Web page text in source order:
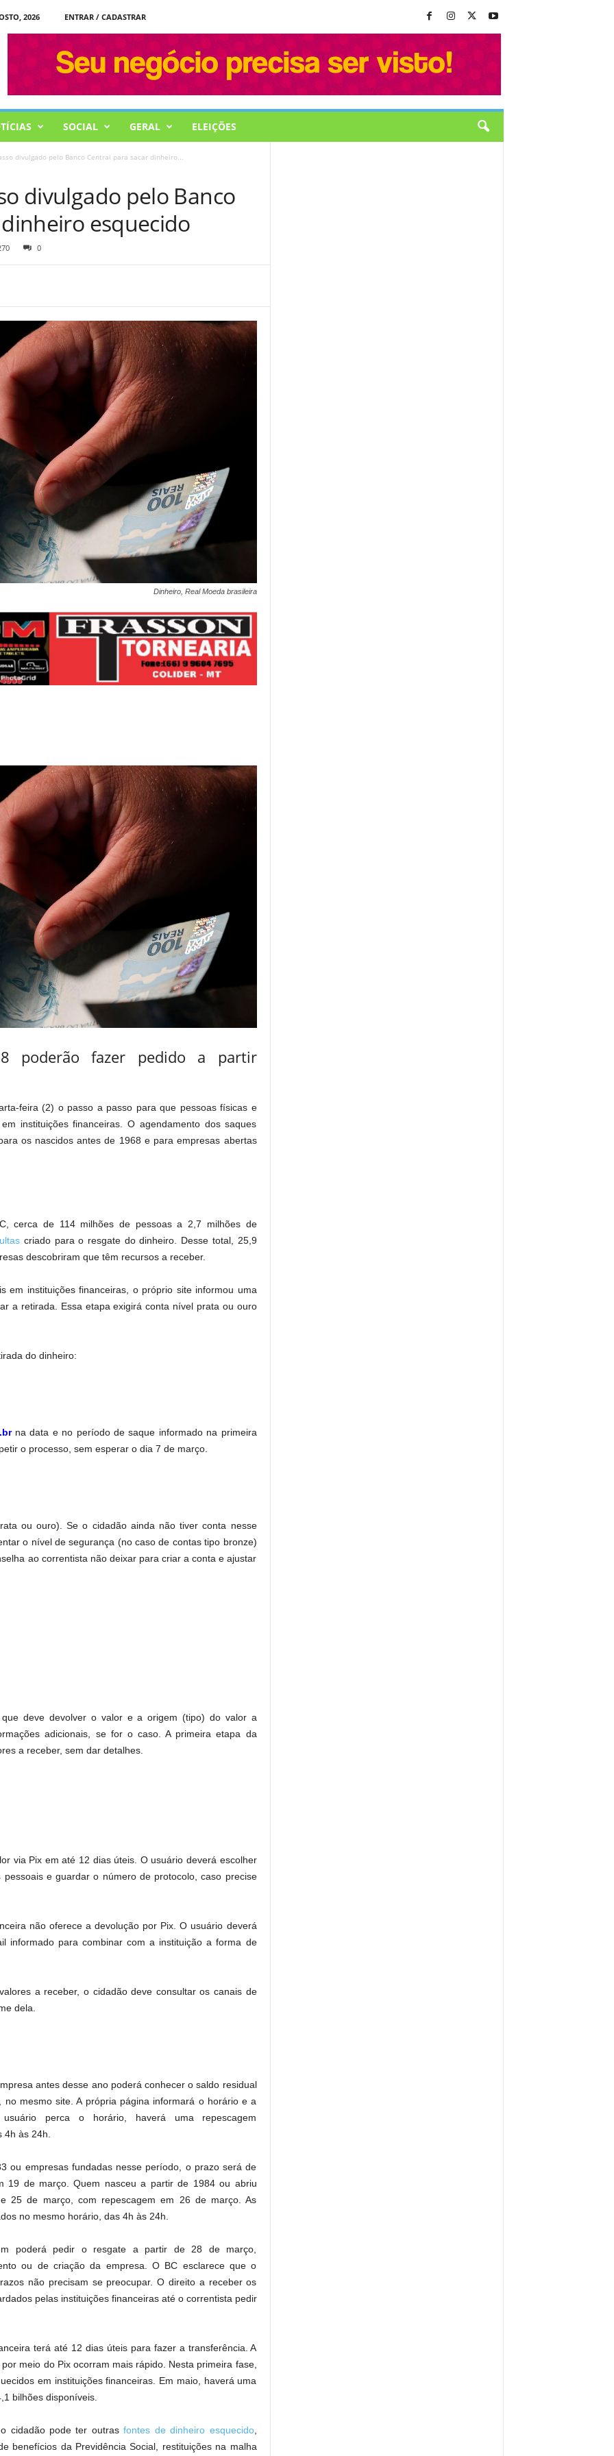
2026 ENTRAR / CADASTRAR
SOCIAL GERAL ELEIÇÕES
divulgado pelo Banco Central para sacar dinheiro...
divulgado pelo Banco
esquecido
0
Dinheiro, Real Moeda brasileira
poderão fazer pedido a partir
feira (2) o passo a passo para que pessoas físicas e
instituições financeiras. O agendamento dos saques
os nascidos antes de 1968 e para empresas abertas
cerca de 114 milhões de pessoas a 2,7 milhões de
criado para o resgate do dinheiro. Desse total, 25,9
descobriram que têm recursos a receber.
em instituições financeiras, o próprio site informou uma
a retirada. Essa etapa exigirá conta nível prata ou ouro
do dinheiro:
na data e no período de saque informado na primeira
o processo, sem esperar o dia 7 de março.
ou ouro). Se o cidadão ainda não tiver conta nesse
o nível de segurança (no caso de contas tipo bronze)
ao correntista não deixar para criar a conta e ajustar
deve devolver o valor e a origem (tipo) do valor a
adicionais, se for o caso. A primeira etapa da
a receber, sem dar detalhes.
via Pix em até 12 dias úteis. O usuário deverá escolher
e guardar o número de protocolo, caso precise
não oferece a devolução por Pix. O usuário deverá
informado para combinar com a instituição a forma de
a receber, o cidadão deve consultar os canais de
dela.
antes desse ano poderá conhecer o saldo residual
mesmo site. A própria página informará o horário e a
perca o horário, haverá uma repescagem
às 24h.
ou empresas fundadas nesse período, o prazo será de
19 de março. Quem nasceu a partir de 1984 ou abriu
25 de março, com repescagem em 26 de março. As
no mesmo horário, das 4h às 24h.
poderá pedir o resgate a partir de 28 de março,
ou de criação da empresa. O BC esclarece que o
não precisam se preocupar. O direito a receber os
pelas instituições financeiras até o correntista pedir
terá até 12 dias úteis para fazer a transferência. A
meio do Pix ocorram mais rápido. Nesta primeira fase,
em instituições financeiras. Em maio, haverá uma
bilhões disponíveis.
cidadão pode ter outrasfontes de dinheiro esquecido,
benefícios da Previdência Social, restituições na malha